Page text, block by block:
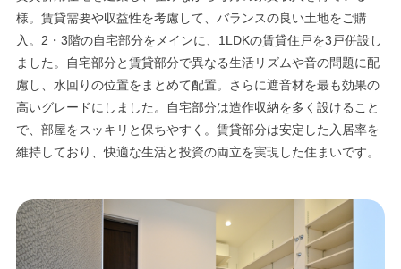
様。賃貸需要や収益性を考慮して、バランスの良い土地をご購
入。2・3階の自宅部分をメインに、1LDKの賃貸住戸を3戸併設し
ました。自宅部分と賃貸部分で異なる生活リズムや音の問題に配
慮し、水回りの位置をまとめて配置。さらに遮音材を最も効果の
高いグレードにしました。自宅部分は造作収納を多く設けること
で、部屋をスッキリと保ちやすく。賃貸部分は安定した入居率を
維持しており、快適な生活と投資の両立を実現した住まいです。